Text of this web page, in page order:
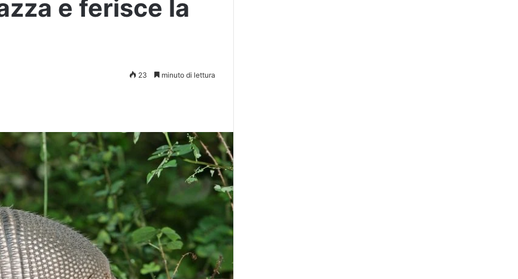
e ferisce la
23 minuto di lettura